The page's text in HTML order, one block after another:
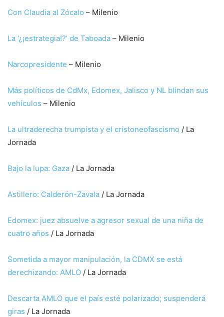
Con Claudia al Zócalo – Milenio
La ‘¿¡estrategia!?’ de Taboada – Milenio
Narcopresidente – Milenio
Más políticos de CdMx, Edomex, Jalisco y NL blindan sus
vehículos – Milenio
La ultraderecha trumpista y el cristoneofascismo / La
Jornada
Bajo la lupa: Gaza / La Jornada
Astillero: Calderón-Zavala / La Jornada
Edomex: juez absuelve a agresor sexual de una niña de
cuatro años / La Jornada
Sometida a mayor manipulación, la CDMX se está
derechizando: AMLO / La Jornada
Descarta AMLO que el país esté polarizado; suspenderá
giras / La Jornada